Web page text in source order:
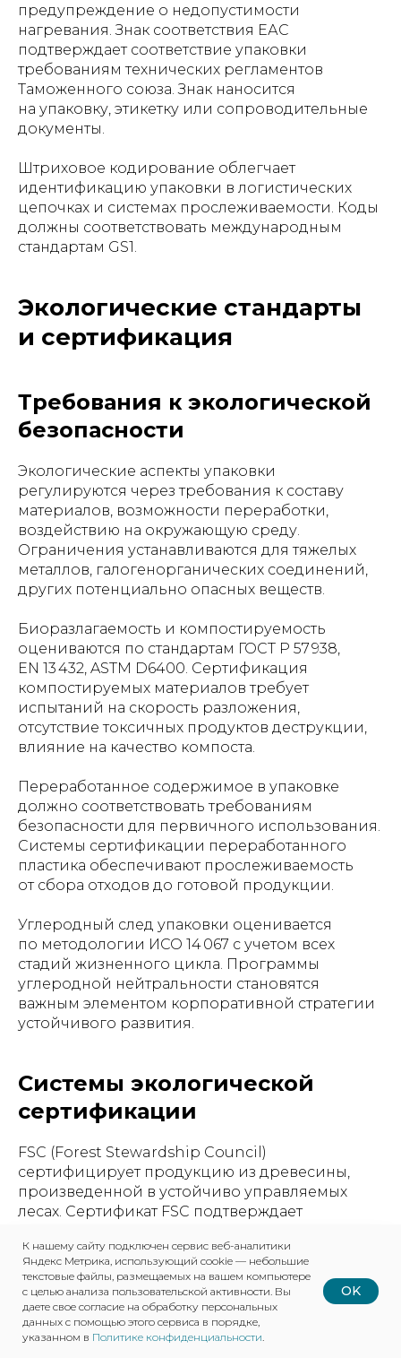
предупреждение о недопустимости
нагревания. Знак соответствия ЕАС
подтверждает соответствие упаковки
требованиям технических регламентов
Таможенного союза. Знак наносится
на упаковку, этикетку или сопроводительные
документы.
Штриховое кодирование облегчает
идентификацию упаковки в логистических
цепочках и системах прослеживаемости. Коды
должны соответствовать международным
стандартам GS1.
Экологические стандарты
и сертификация
Требования к экологической
безопасности
Экологические аспекты упаковки
регулируются через требования к составу
материалов, возможности переработки,
воздействию на окружающую среду.
Ограничения устанавливаются для тяжелых
металлов, галогенорганических соединений,
других потенциально опасных веществ.
Биоразлагаемость и компостируемость
оцениваются по стандартам ГОСТ Р 57 938,
EN 13 432, ASTM D6400. Сертификация
компостируемых материалов требует
испытаний на скорость разложения,
отсутствие токсичных продуктов деструкции,
влияние на качество компоста.
Переработанное содержимое в упаковке
должно соответствовать требованиям
безопасности для первичного использования.
Системы сертификации переработанного
пластика обеспечивают прослеживаемость
от сбора отходов до готовой продукции.
Углеродный след упаковки оценивается
по методологии ИСО 14 067 с учетом всех
стадий жизненного цикла. Программы
углеродной нейтральности становятся
важным элементом корпоративной стратегии
устойчивого развития.
Системы экологической
сертификации
FSC (Forest Stewardship Council)
сертифицирует продукцию из древесины,
произведенной в устойчиво управляемых
лесах. Сертификат FSC подтверждает
сырья и соблюдение экологических
и социальных стандартов лесопользования.
PEFC (Programme for the Endorsement
of Forest Certification) представляет
К нашему сайту подключен сервис веб-аналитики
Яндекс Метрика, использующий cookie — небольшие
текстовые файлы, размещаемых на вашем компьютере
с целью анализа пользовательской активности. Вы
даете свое согласие на обработку персональных
данных с помощью этого сервиса в порядке,
указанном в Политике конфиденциальности.
OK